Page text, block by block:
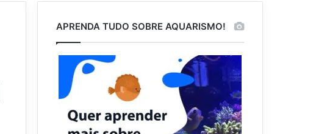
APRENDA TUDO SOBRE AQUARISMO!